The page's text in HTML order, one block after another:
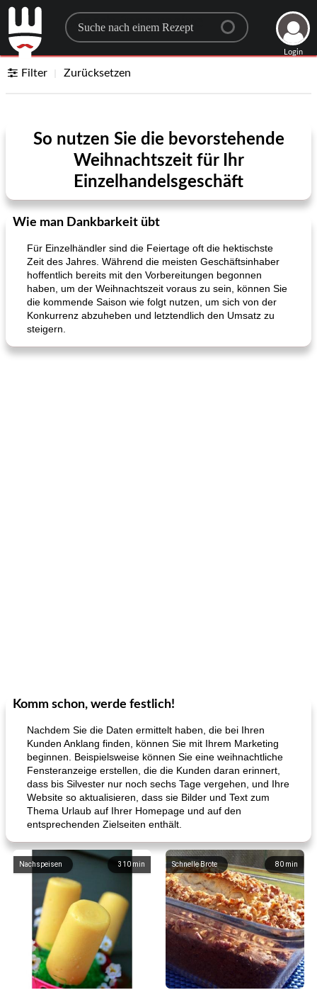
Search for a recipe
Login
Filter Zurücksetzen
So nutzen Sie die bevorstehende
Weihnachtszeit für Ihr
Einzelhandelsgeschäft
Wie man Dankbarkeit übt
Für Einzelhändler sind die Feiertage oft die hektischste
Zeit des Jahres. Während die meisten Geschäftsinhaber
hoffentlich bereits mit den Vorbereitungen begonnen
haben, um der Weihnachtszeit voraus zu sein, können Sie
die kommende Saison wie folgt nutzen, um sich von der
Konkurrenz abzuheben und letztendlich den Umsatz zu
steigern.
Komm schon, werde festlich!
Nachdem Sie die Daten ermittelt haben, die bei Ihren
Kunden Anklang finden, können Sie mit Ihrem Marketing
beginnen. Beispielsweise können Sie eine weihnachtliche
Fensteranzeige erstellen, die die Kunden daran erinnert,
dass bis Silvester nur noch sechs Tage vergehen, und Ihre
Website so aktualisieren, dass sie Bilder und Text zum
Thema Urlaub auf Ihrer Homepage und auf den
entsprechenden Zielseiten enthält.
310 min
Nachspeisen 80 min
Schnelle Brote